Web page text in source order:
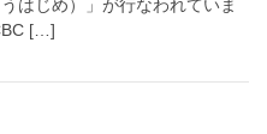
うはじめ）」が行なわれていま
[…]